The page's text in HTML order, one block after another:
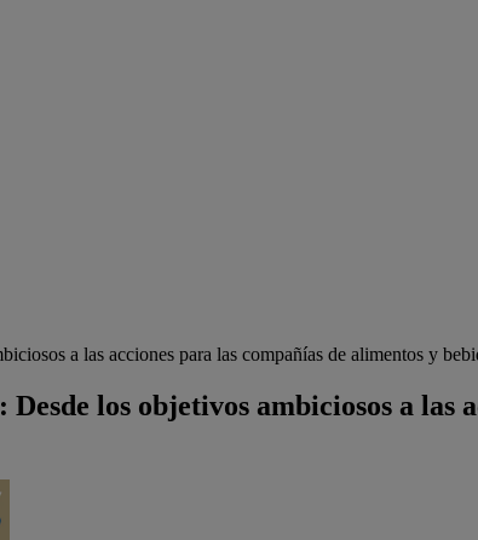
a las acciones para las compañías de alimentos y
los objetivos ambiciosos a las